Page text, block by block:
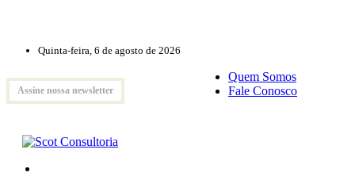
Quinta-feira, 6 de agosto de 2026
Assine nossa newsletter
Quem Somos
Fale Conosco